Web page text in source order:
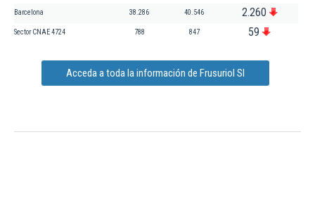
Barcelona 38.286 40.546 2.260
Sector CNAE 4724 788 847 59
Acceda a toda la información de Frusuriol Sl